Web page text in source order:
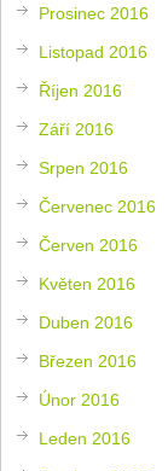
Prosinec 2016
Listopad 2016
Říjen 2016
Září 2016
Srpen 2016
Červenec 2016
Červen 2016
Květen 2016
Duben 2016
Březen 2016
Únor 2016
Leden 2016